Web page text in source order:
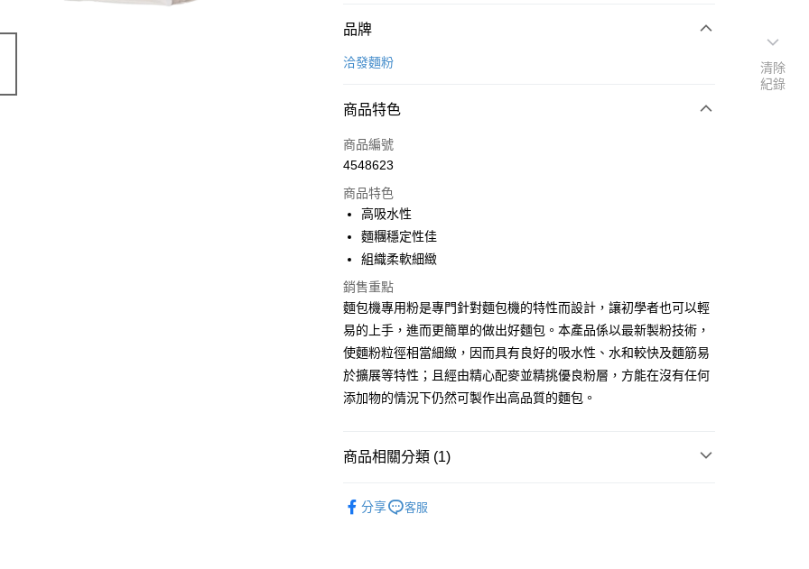
付款方式
信用卡一次付款
悠遊付
Google Pay
全盈+PAY
ATM付款
7-11取貨(5kg以內，尺寸不超過90cm)
每筆NT$100，滿NT$1,500(含以上)免運費
品牌
洽發麵粉
商品特色
商品編號
4548623
商品特色
高吸水性
麵糰穩定性佳
組織柔軟細緻
銷售重點
麵包機專用粉是專門針對麵包機的特性而設計，讓初學者也可以輕
易的上手，進而更簡單的做出好麵包。本產品係以最新製粉技術，
使麵粉粒徑相當細緻，因而具有良好的吸水性、水和較快及麵筋易
於擴展等特性；且經由精心配麥並精挑優良粉層，方能在沒有任何
添加物的情況下仍然可製作出高品質的麵包。
商品相關分類 (1)
分享
客服
清除
紀錄